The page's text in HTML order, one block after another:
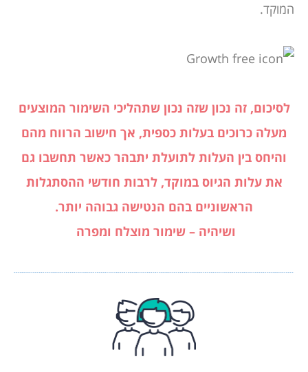
המוקד.
לסיכום, זה נכון שזה נכון שתהליכי השימור המוצעים
מעלה כרוכים בעלות כספית, אך חישוב הרווח מהם
והיחס בין העלות לתועלת יתבהר כאשר תחשבו גם
את עלות הגיוס במוקד, לרבות חודשי ההסתגלות
הראשוניים בהם הנטישה גבוהה יותר.
ושיהיה – שימור מוצלח ומפרה